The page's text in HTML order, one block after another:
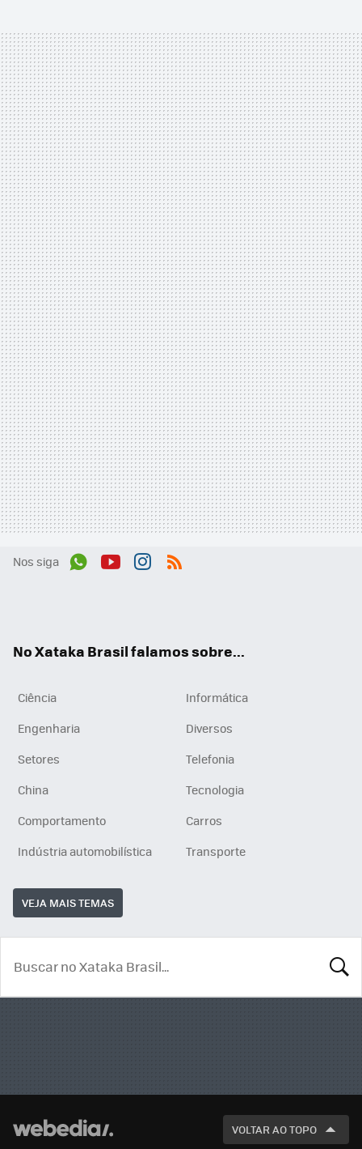
Nos siga
No Xataka Brasil falamos sobre...
Ciência
Informática
Engenharia
Diversos
Setores
Telefonia
China
Tecnologia
Comportamento
Carros
Indústria automobilística
Transporte
VEJA MAIS TEMAS
VOLTAR AO TOPO